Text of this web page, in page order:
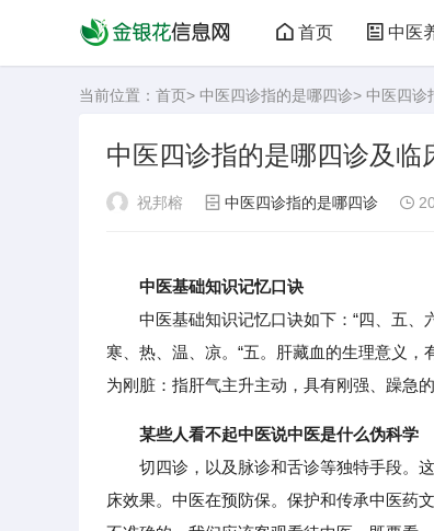
首页 中医
当前位置： 首页> 中医四诊指的是哪四诊> 中医四诊
中医四诊指的是哪四诊及临
祝邦榕 中医四诊指的是哪四诊
中医基础知识记忆口诀
中医基础知识记忆口诀如下：“四、五、六
寒、热、温、凉。“五。肝藏血的生理意义
为刚脏：指肝气主升主动，具有刚强、躁急的
某些人看不起中医说中医是什么伪科学
切四诊，以及脉诊和舌诊等独特手段。这
床效果。中医在预防保。保护和传承中医药